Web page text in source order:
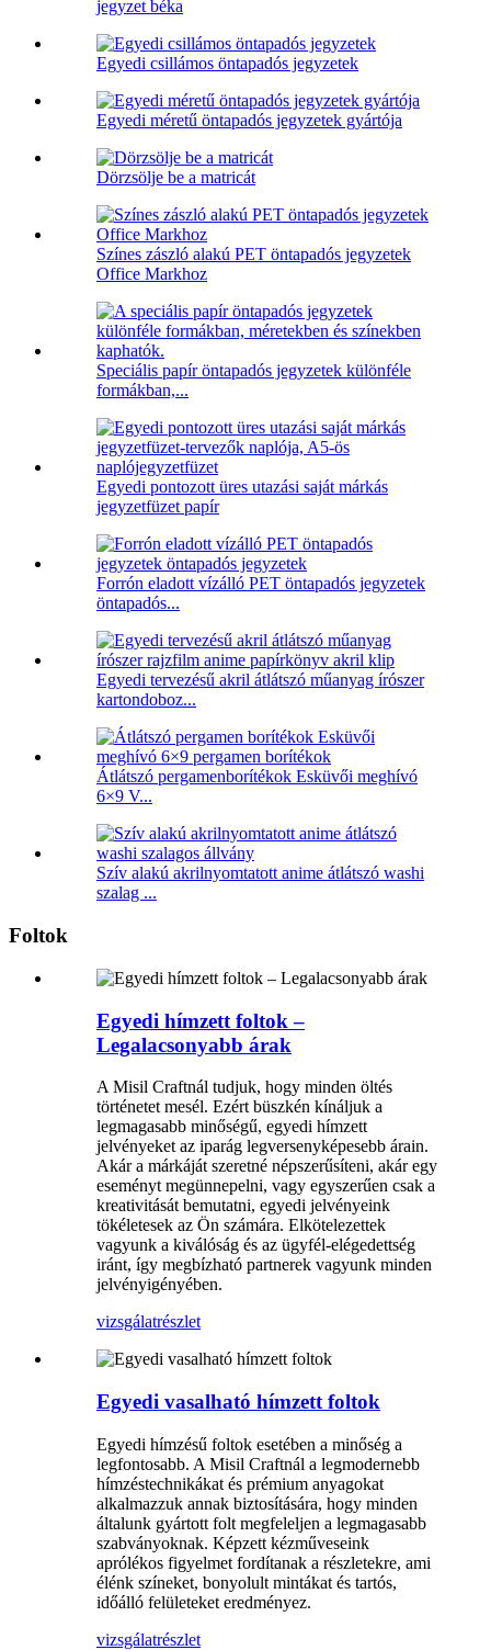
jegyzet béka
Egyedi csillámos öntapadós jegyzetek
Egyedi méretű öntapadós jegyzetek gyártója
Dörzsölje be a matricát
Színes zászló alakú PET öntapadós jegyzetek
Office Markhoz
Speciális papír öntapadós jegyzetek különféle
formákban,...
Egyedi pontozott üres utazási saját márkás
jegyzetfüzet papír
Forrón eladott vízálló PET öntapadós jegyzetek
öntapadós...
Egyedi tervezésű akril átlátszó műanyag írószer
kartondoboz...
Átlátszó pergamenborítékok Esküvői meghívó
6×9 V...
Szív alakú akrilnyomtatott anime átlátszó washi
szalag ...
Foltok
Egyedi hímzett foltok –
Legalacsonyabb árak
A Misil Craftnál tudjuk, hogy minden öltés
történetet mesél. Ezért büszkén kínáljuk a
legmagasabb minőségű, egyedi hímzett
jelvényeket az iparág legversenyképesebb árain.
Akár a márkáját szeretné népszerűsíteni, akár egy
eseményt megünnepelni, vagy egyszerűen csak a
kreativitását bemutatni, egyedi jelvényeink
tökéletesek az Ön számára. Elkötelezettek
vagyunk a kiválóság és az ügyfél-elégedettség
iránt, így megbízható partnerek vagyunk minden
jelvényigényében.
vizsgálatrészlet
Egyedi vasalható hímzett foltok
Egyedi hímzésű foltok esetében a minőség a
legfontosabb. A Misil Craftnál a legmodernebb
hímzéstechnikákat és prémium anyagokat
alkalmazzuk annak biztosítására, hogy minden
általunk gyártott folt megfeleljen a legmagasabb
szabványoknak. Képzett kézműveseink
aprólékos figyelmet fordítanak a részletekre, ami
élénk színeket, bonyolult mintákat és tartós,
időálló felületeket eredményez.
vizsgálatrészlet